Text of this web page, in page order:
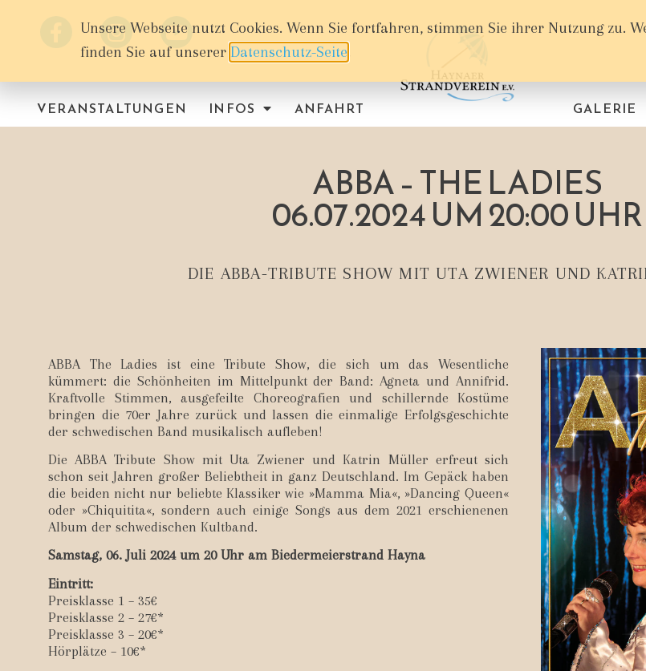
VERANSTALTUNGEN INFOS ANFAHRT GALERIE
ABBA – THE LADIES
06.07.2024 UM 20:00 UHR
DIE ABBA-TRIBUTE SHOW MIT UTA ZWIENER UND
ABBA The Ladies ist eine Tribute Show, die sich um das Wesentliche
kümmert: die Schönheiten im Mittelpunkt der Band: Agneta und Annifrid.
Kraftvolle Stimmen, ausgefeilte Choreografien und schillernde Kostüme
bringen die 70er Jahre zurück und lassen die einmalige Erfolgsgeschichte
der schwedischen Band musikalisch aufleben!
Die ABBA Tribute Show mit Uta Zwiener und Katrin Müller erfreut sich
schon seit Jahren großer Beliebtheit in ganz Deutschland. Im Gepäck haben
die beiden nicht nur beliebte Klassiker wie »Mamma Mia«, »Dancing Queen«
oder »Chiquitita«, sondern auch einige Songs aus dem 2021 erschienenen
Album der schwedischen Kultband.
Samstag, 06. Juli 2024 um 20 Uhr am Biedermeierstrand Hayna
Eintritt:
Preisklasse 1 – 35€
Preisklasse 2 – 27€*
Preisklasse 3 – 20€*
Hörplätze – 10€*
Unsere Webseite nutzt Cookies. Wenn Sie fortfahren, stimmen Sie ihrer Nutzung zu.
finden Sie auf unserer Datenschutz-Seite